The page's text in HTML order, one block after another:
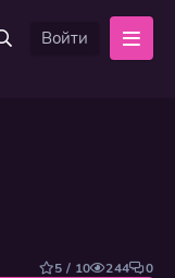
Войти
5 / 10 244 0